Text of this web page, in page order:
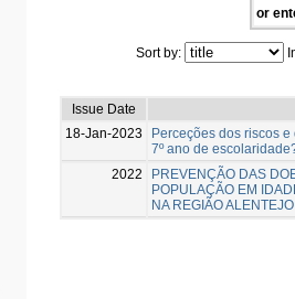
or
Sort by:
Issue Date
18-Jan-2023
Perceções dos riscos
7º ano de
2022
PREVENÇÃO DAS
POPULAÇÃO EM
NA REGIÃO ALENTEJO